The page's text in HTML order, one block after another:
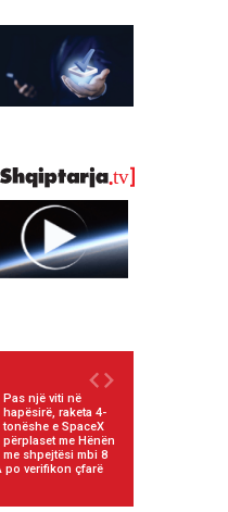
Pas një viti në
hapësirë, raketa 4-
tonëshe e SpaceX
përplaset me Hënën
me shpejtësi mbi 8
po verifikon çfarë